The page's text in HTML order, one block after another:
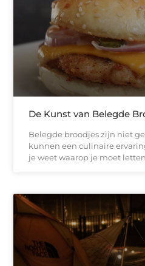
De Kunst van Belegde
Belegde broodjes zijn niet
kunnen een culinaire
je weet waarop je moet